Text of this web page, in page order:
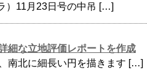
）11月23日号の中吊 […]
細な立地評価レポートを作成
南北に細長い円を描きます […]